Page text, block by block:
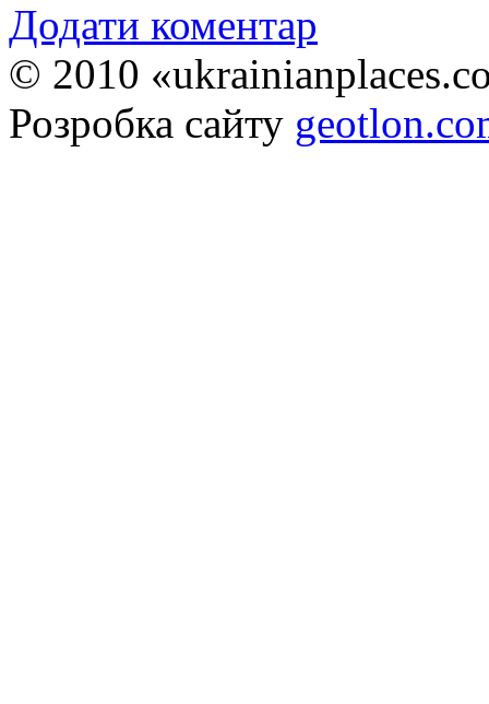
Додати коментар
© 2010
Розробка сайту